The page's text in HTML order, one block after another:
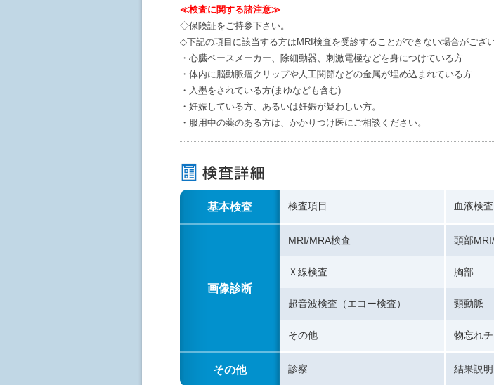
≪検査に関する諸注意≫
◇保険証をご持参下さい。
◇下記の項目に該当する方はMRI検査を受診することができない場合がござ
・心臓ペースメーカー、除細動器、刺激電極などを身につけている方
・体内に脳動脈瘤クリップや人工関節などの金属が埋め込まれている方
・入墨をされている方(まゆなども含む)
・妊娠している方、あるいは妊娠が疑わしい方。
・服用中の薬のある方は、かかりつけ医にご相談ください。
基本検査 検査項目 血液検
画像診断
MRI/MRA検査 頭部
Ｘ線検査 胸部
超音波検査（エコー検査） 頸動脈
その他 物忘れ
その他 診察 結果説明